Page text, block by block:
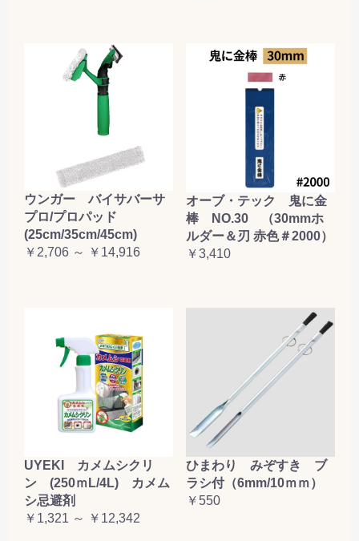
ウンガー バイサバーサ
プロ/プロパッド
(25cm/35cm/45cm)
￥2,706 ～ ￥14,916
オーブ・テック 鬼に金
棒 NO.30 （30mmホ
ルダー＆刃 赤色＃2000）
￥3,410
UYEKI カメムシクリ
ン (250ｍL/4L) カメム
シ忌避剤
￥1,321 ～ ￥12,342
ひまわり みぞすき ブ
ラシ付（6mm/10ｍｍ）
￥550